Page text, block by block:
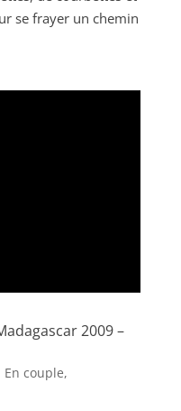
se frayer un chemin
2009 –
En couple,